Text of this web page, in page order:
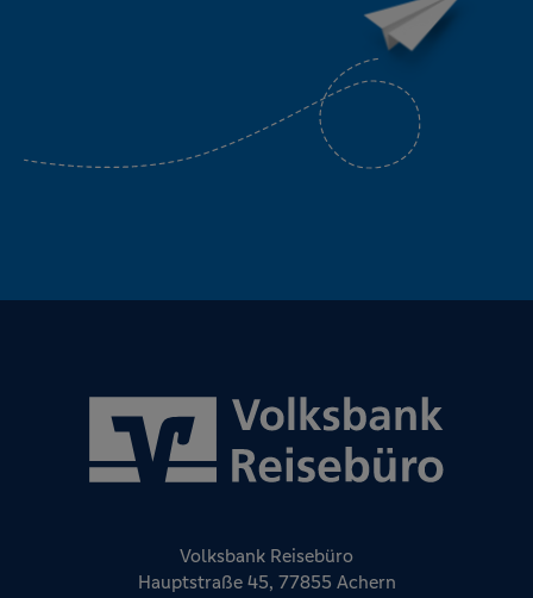
Volksbank Reisebüro
Hauptstraße 45, 77855 Achern